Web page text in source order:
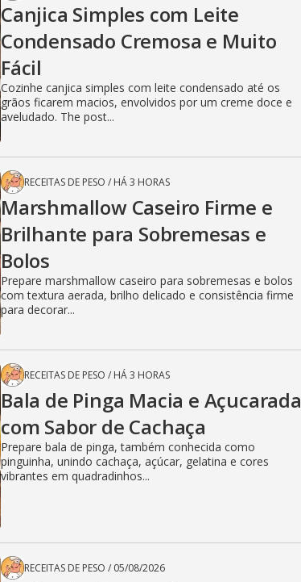
Canjica Simples com Leite
Condensado Cremosa e Muito
Fácil
Cozinhe canjica simples com leite condensado até os
grãos ficarem macios, envolvidos por um creme doce e
aveludado. The post...
RECEITAS DE PESO / HÁ 3 HORAS
Marshmallow Caseiro Firme e
Brilhante para Sobremesas e
Bolos
Prepare marshmallow caseiro para sobremesas e bolos
com textura aerada, brilho delicado e consistência firme
para decorar...
RECEITAS DE PESO / HÁ 3 HORAS
Bala de Pinga Macia e Açucarada
com Sabor de Cachaça
Prepare bala de pinga, também conhecida como
pinguinha, unindo cachaça, açúcar, gelatina e cores
vibrantes em quadradinhos...
RECEITAS DE PESO / 05/08/2026